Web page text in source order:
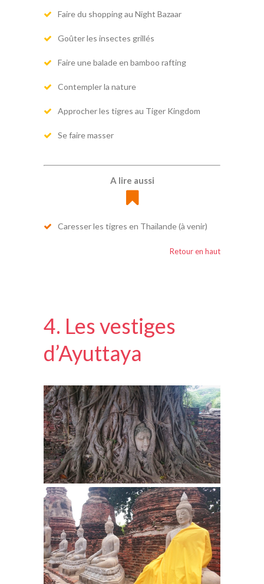
Faire du shopping au Night Bazaar
Goûter les insectes grillés
Faire une balade en bamboo rafting
Contempler la nature
Approcher les tigres au Tiger Kingdom
Se faire masser
A lire aussi
Caresser les tigres en Thaïlande (à venir)
Retour en haut
4. Les vestiges
d’Ayuttaya